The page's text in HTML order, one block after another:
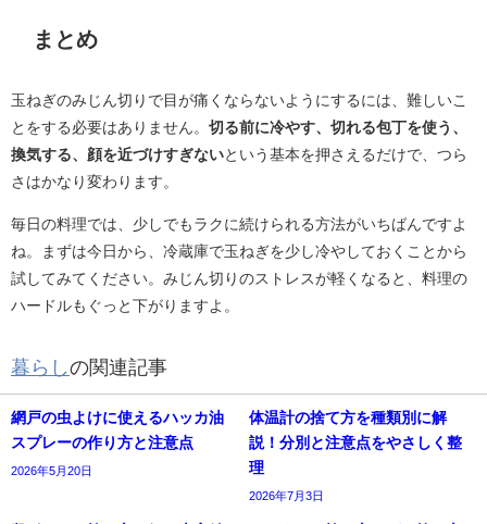
まとめ
玉ねぎのみじん切りで目が痛くならないようにするには、難しいこ
とをする必要はありません。 切る前に冷やす、切れる包丁を使う、
換気する、顔を近づけすぎないという基本を押さえるだけで、つら
さはかなり変わります。
毎日の料理では、少しでもラクに続けられる方法がいちばんですよ
ね。まずは今日から、冷蔵庫で玉ねぎを少し冷やしておくことから
試してみてください。みじん切りのストレスが軽くなると、料理の
ハードルもぐっと下がりますよ。
暮らしの関連記事
網戸の虫よけに使えるハッカ油
スプレーの作り方と注意点
2026年5月20日
体温計の捨て方を種類別に解
説！分別と注意点をやさしく整
理
2026年7月3日